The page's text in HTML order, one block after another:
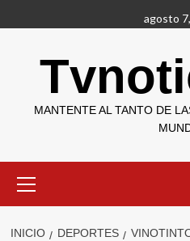
al
agosto
MANTENTE AL TANTO DE
primario
INICIO DEPORTES